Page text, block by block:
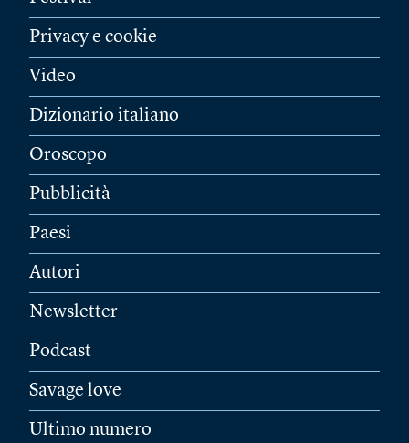
Privacy e cookie
Video
Dizionario italiano
Oroscopo
Pubblicità
Paesi
Autori
Newsletter
Podcast
Savage love
Ultimo numero